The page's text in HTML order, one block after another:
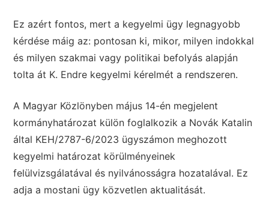
Ez azért fontos, mert a kegyelmi ügy legnagyobb
kérdése máig az: pontosan ki, mikor, milyen indokkal
és milyen szakmai vagy politikai befolyás alapján
tolta át K. Endre kegyelmi kérelmét a rendszeren.
A Magyar Közlönyben május 14-én megjelent
kormányhatározat külön foglalkozik a Novák Katalin
által KEH/2787-6/2023 ügyszámon meghozott
kegyelmi határozat körülményeinek
felülvizsgálatával és nyilvánosságra hozatalával. Ez
adja a mostani ügy közvetlen aktualitását.